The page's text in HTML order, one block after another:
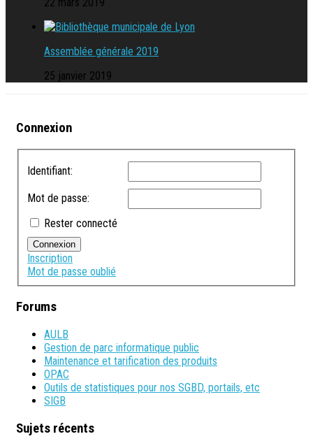
Assemblée générale 2019
25 janvier 2019
Connexion
Identifiant:
Mot de passe:
Rester connecté
Connexion
Inscription
Mot de passe oublié
Forums
AULB
Gestion de parc informatique public
Maintenance et tarification des produits
OPAC
Outils de statistiques pour nos SGBD, portails, etc
SIGB
Sujets récents